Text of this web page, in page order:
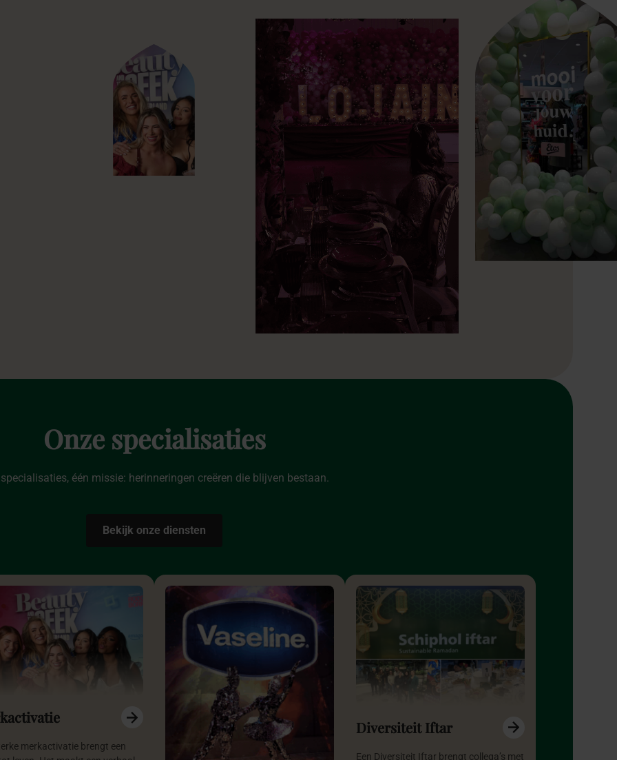
Onze specialisaties
één missie: herinneringen creëren die blijven bestaan.
Bekijk onze diensten
merkactivatie brengt een
Diversiteit Iftar
Een Diversiteit Iftar brengt collega’s met